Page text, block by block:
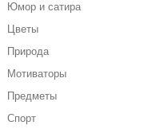
Юмор и сатира
Цветы
Природа
Мотиваторы
Предметы
Спорт